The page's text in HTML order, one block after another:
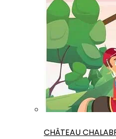
CHÂTEAU